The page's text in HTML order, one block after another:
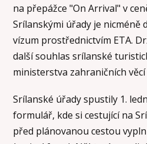
na přepážce "On Arrival" v
Srílanskými úřady je
vízum prostřednictvím ETA.
další souhlas srílanské
ministerstva zahraničních věcí
Srílanské úřady spustily 1.
formulář, kde si cestující na
před plánovanou cestou